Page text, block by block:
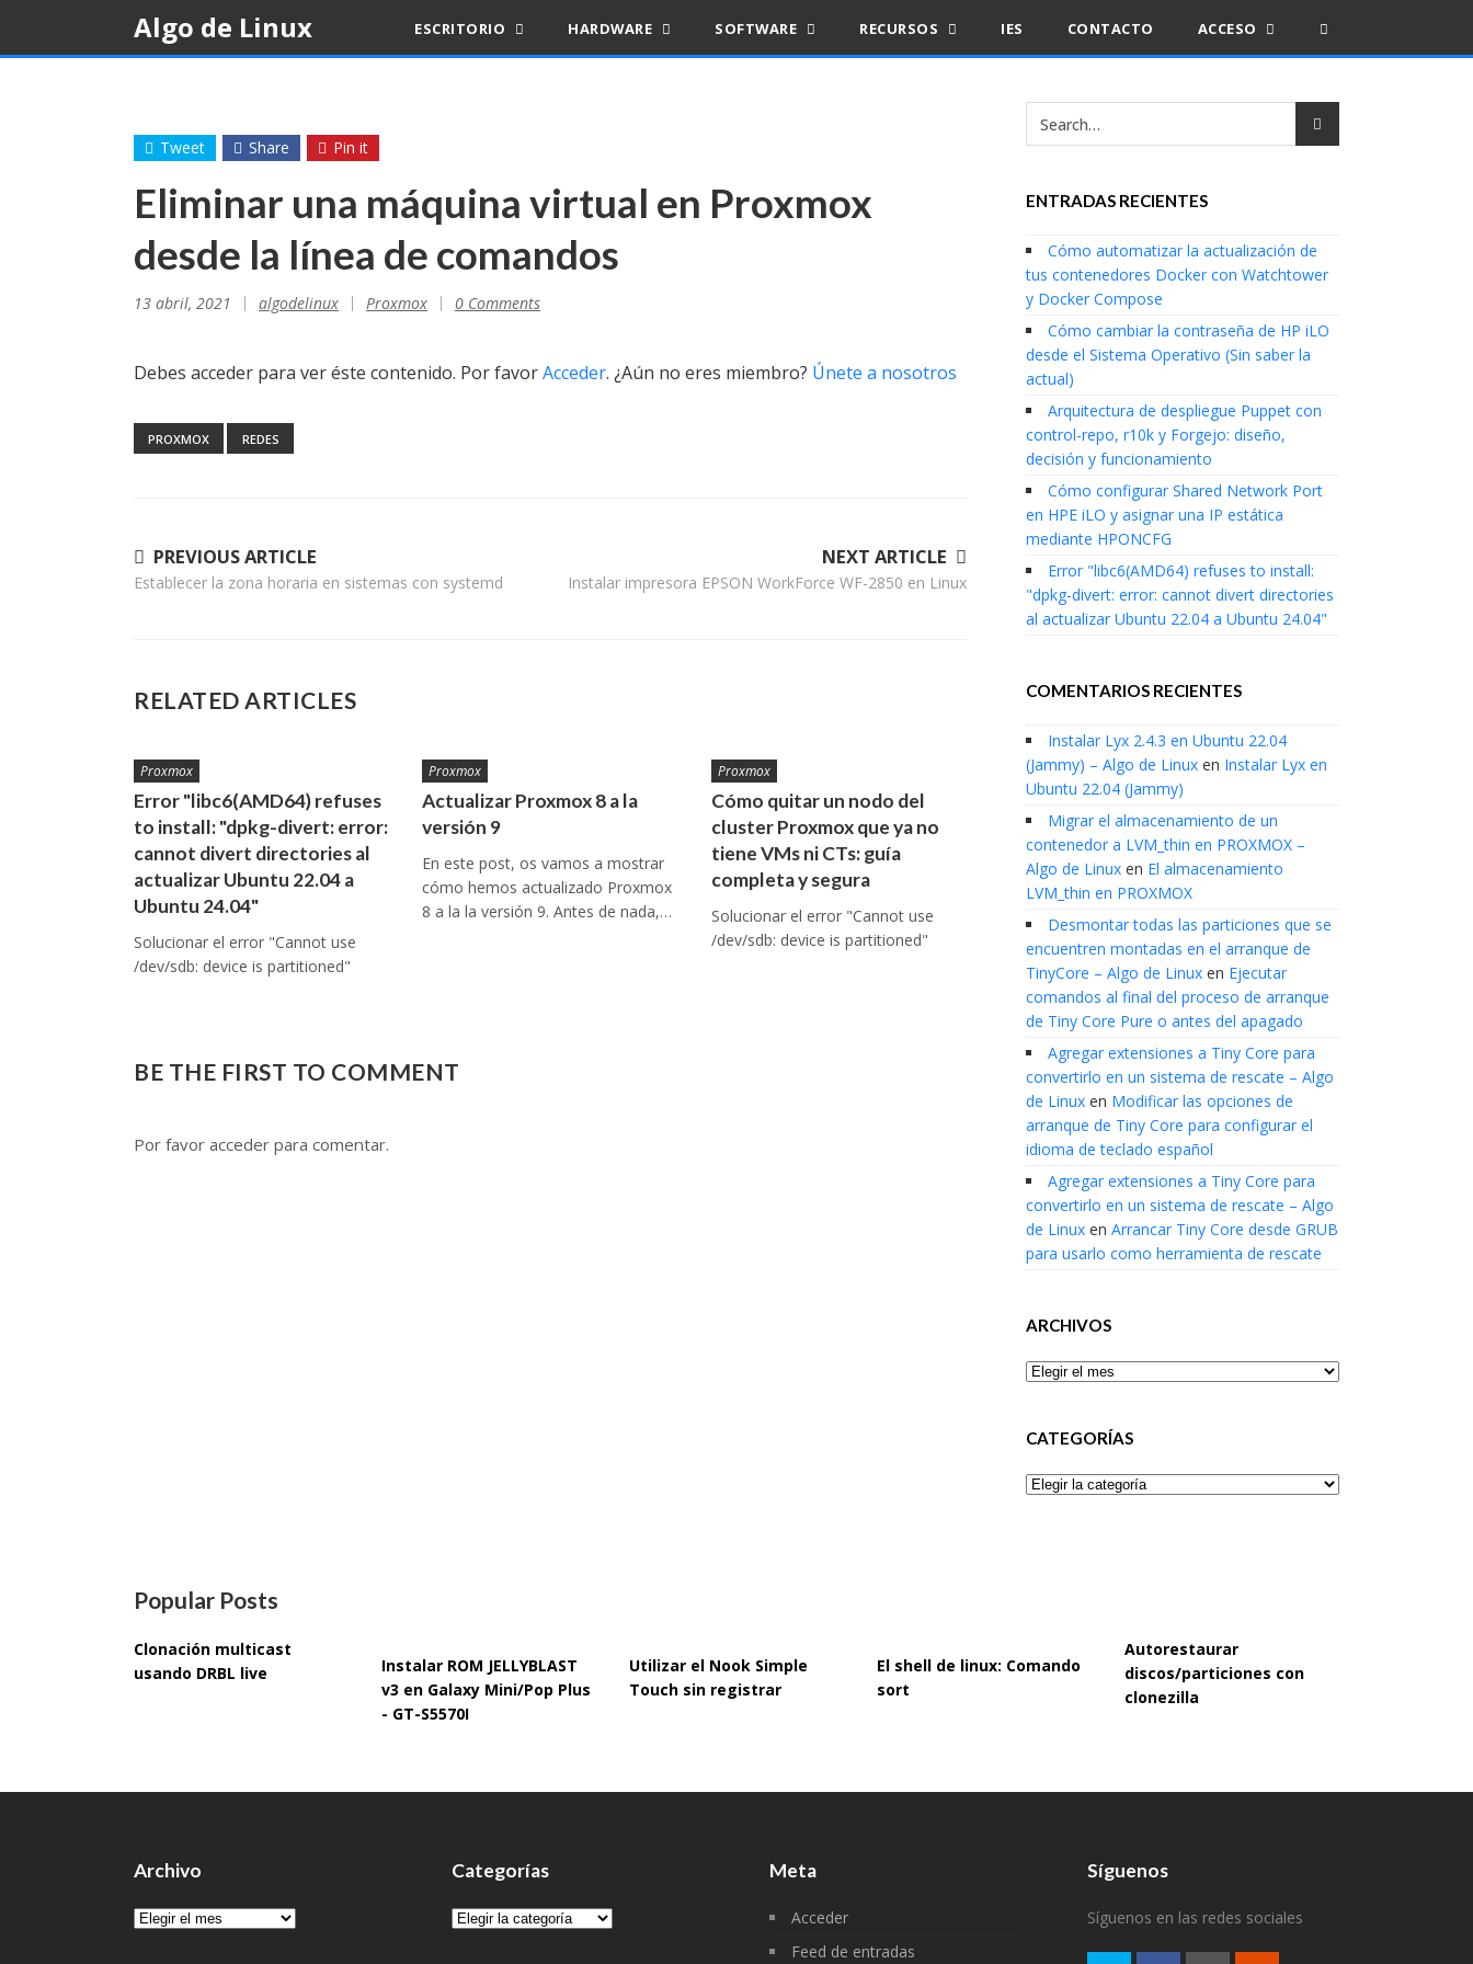
content
Algo de Linux ESCRITORIO HARDWARE SOFTWARE RECURSOS IES CONTACTO ACCESO
Tweet Share Pin it
Eliminar una máquina virtual en Proxmox
desde la línea de comandos
13 abril, 2021 algodelinux Proxmox 0 Comments
Debes acceder para ver éste contenido. Por favorAcceder. ¿Aún no eres miembro? Únete a nosotros
PROXMOX REDES
Navegación
de
NEXT ARTICLE
Instalar impresora EPSON WorkForce WF-2850 en Linux
PREVIOUS ARTICLE
Establecer la zona horaria en sistemas con systemd
RELATED ARTICLES
Proxmox
Error "libc6(AMD64) refuses
to install: "dpkg-divert: error:
cannot divert directories al
actualizar Ubuntu 22.04 a
Ubuntu 24.04"
Solucionar el error "Cannot use
/dev/sdb: device is partitioned"
Proxmox
Actualizar Proxmox 8 a la
versión 9
En este post, os vamos a mostrar
cómo hemos actualizado Proxmox
8 a la la versión 9. Antes de nada,…
Proxmox
Cómo quitar un nodo del
cluster Proxmox que ya no
tiene VMs ni CTs: guía
completa y segura
Solucionar el error "Cannot use
/dev/sdb: device is partitioned"
BE THE FIRST TO COMMENT
Por favor acceder para comentar.
ENTRADAS RECIENTES
Cómo automatizar la actualización de
tus contenedores Docker con Watchtower
y Docker Compose
Cómo cambiar la contraseña de HP iLO
desde el Sistema Operativo (Sin saber la
actual)
Arquitectura de despliegue Puppet con
control-repo, r10k y Forgejo: diseño,
decisión y funcionamiento
Cómo configurar Shared Network Port
en HPE iLO y asignar una IP estática
mediante HPONCFG
Error "libc6(AMD64) refuses to install:
"dpkg-divert: error: cannot divert directories
al actualizar Ubuntu 22.04 a Ubuntu 24.04"
COMENTARIOS RECIENTES
Instalar Lyx 2.4.3 en Ubuntu 22.04
(Jammy) – Algo de Linux en Instalar Lyx en
Ubuntu 22.04 (Jammy)
Migrar el almacenamiento de un
contenedor a LVM_thin en PROXMOX –
Algo de Linux en El almacenamiento
LVM_thin en PROXMOX
Desmontar todas las particiones que se
encuentren montadas en el arranque de
TinyCore – Algo de Linux en Ejecutar
comandos al final del proceso de arranque
de Tiny Core Pure o antes del apagado
Agregar extensiones a Tiny Core para
convertirlo en un sistema de rescate – Algo
de Linux en Modificar las opciones de
arranque de Tiny Core para configurar el
idioma de teclado español
Agregar extensiones a Tiny Core para
convertirlo en un sistema de rescate – Algo
de Linux en Arrancar Tiny Core desde GRUB
para usarlo como herramienta de rescate
ARCHIVOS
Archivos
CATEGORÍAS
Categorías
Popular Posts
Clonación multicast
usando DRBL live
Instalar ROM JELLYBLAST
v3 en Galaxy Mini/Pop Plus
- GT-S5570I
Utilizar el Nook Simple
Touch sin registrar
El shell de linux: Comando
sort
Autorestaurar
discos/particiones con
clonezilla
Archivo
Archivo
Categorías
Categorías
Meta
Acceder
Feed de entradas
Síguenos
Síguenos en las redes sociales